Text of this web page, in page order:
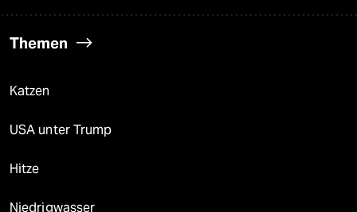
Themen
Katzen
USA unter Trump
Hitze
Niedrigwasser